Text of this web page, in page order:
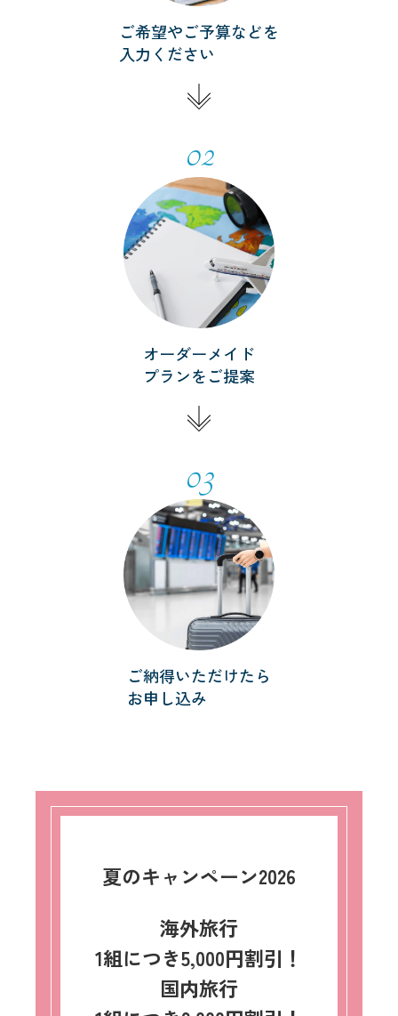
ご希望やご予算などを
入力ください
02
オーダーメイド
プランをご提案
03
ご納得いただけたら
お申し込み
夏のキャンペーン2026
海外旅行
1組につき5,000円割引！
国内旅行